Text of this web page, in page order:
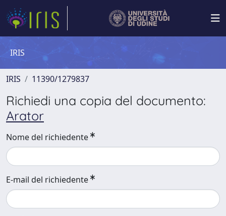
IRIS
IRIS 11390/1279837
Richiedi una copia del documento:
Arator
Nome del richiedente
E-mail del richiedente